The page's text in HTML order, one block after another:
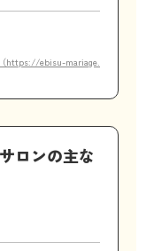
（https://ebisu-mariage.com/course/
ロンの主な